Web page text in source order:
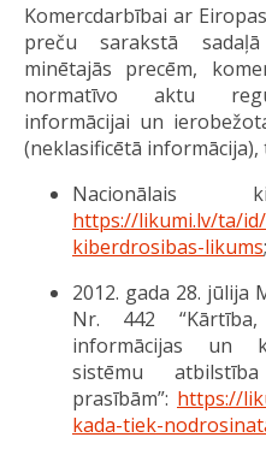
Komercdarbībai ar
preču sarakstā
minētajās precēm,
normatīvo aktu
informācijai un
(neklasificētā informācija),
Nacionālais
https://likumi.lv/ta/
kiberdrosibas-likums;
2012. gada 28.
Nr. 442
informācijas un
sistēmu
prasībām”: https://
kada-tiek-